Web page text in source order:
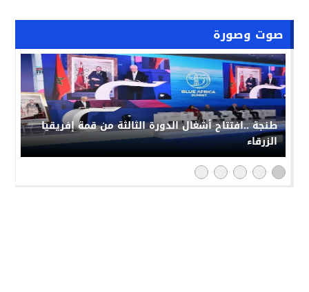
صوت وصورة
طنجة ..افتتاح أشغال الدورة الثالثة من قمة إفريقيا
الزرقاء